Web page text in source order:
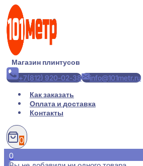
Перейти
содержимому
Магазин плинтусов
+7(812) 920-02-38
info@101metr.ru
Как заказать
Оплата и доставка
Контакты
0
0